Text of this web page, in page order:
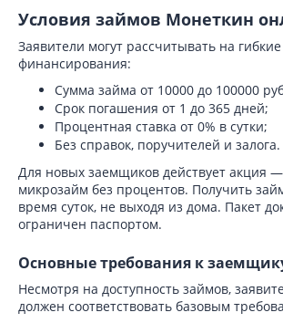
Условия займов Монеткин
Заявители могут рассчитывать на
финансирования:
Сумма займа от 10000 до 100000
Срок погашения от 1 до 365 дней;
Процентная ставка от 0% в сутки;
Без справок, поручителей и залога.
Для новых заемщиков действует акция
микрозайм без процентов. Получить
время суток, не выходя из дома. Пакет
ограничен паспортом.
Основные требования к
Несмотря на доступность займов,
должен соответствовать базовым